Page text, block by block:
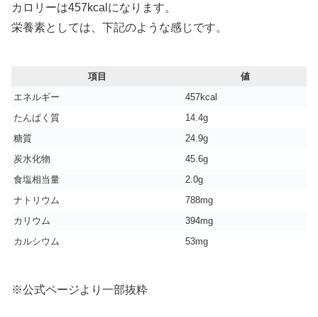
カロリーは457kcalになります。
栄養素としては、下記のような感じです。
項目
値
エネルギー
457kcal
たんぱく質
14.4g
糖質
24.9g
炭水化物
45.6g
食塩相当量
2.0g
ナトリウム
788mg
カリウム
394mg
カルシウム
53mg
※公式ページより一部抜粋